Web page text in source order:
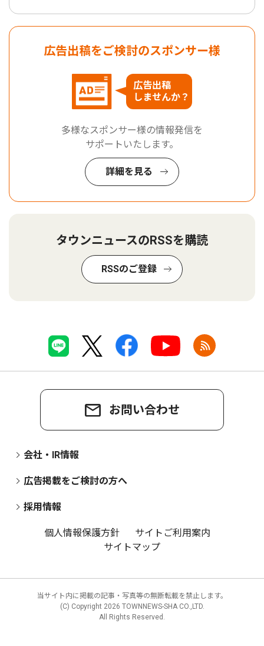
広告出稿をご検討のスポンサー様
広告出稿
しませんか？
多様なスポンサー様の情報発信を
サポートいたします。
詳細を見る
タウンニュースのRSSを購読
RSSのご登録
お問い合わせ
会社・IR情報
広告掲載をご検討の方へ
採用情報
個人情報保護方針
サイトご利用案内
サイトマップ
当サイト内に掲載の記事・写真等の無断転載を禁止します。
(C) Copyright 2026 TOWNNEWS-SHA CO.,LTD.
All Rights Reserved.